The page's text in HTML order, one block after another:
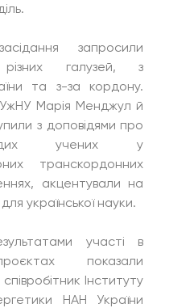
запросили
різних галузей, з
та з-за кордону.
Марія Менджул й
з доповідями про
учених у
транскордонних
акцентували на
української науки.
участі в
показали
Інституту
НАН України